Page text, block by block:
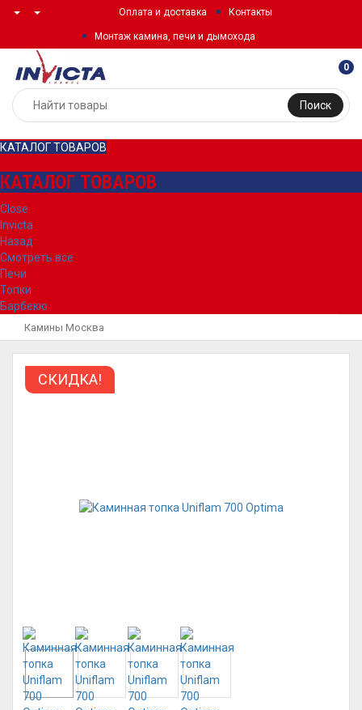
Оплата и доставка Контакты
Монтаж камина, печи и дымохода
Поиск
0
КАТАЛОГ ТОВАРОВ
КАТАЛОГ ТОВАРОВ
Close
Invicta
Назад
Смотреть все
Печи
Топки
Барбекю
Камины Москва
СКИДКА!